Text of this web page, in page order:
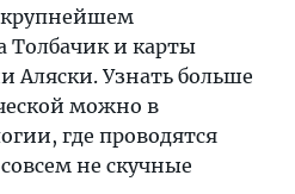
Толбачик и карты
Аляски. Узнать больше
можно в
где проводятся
не скучные